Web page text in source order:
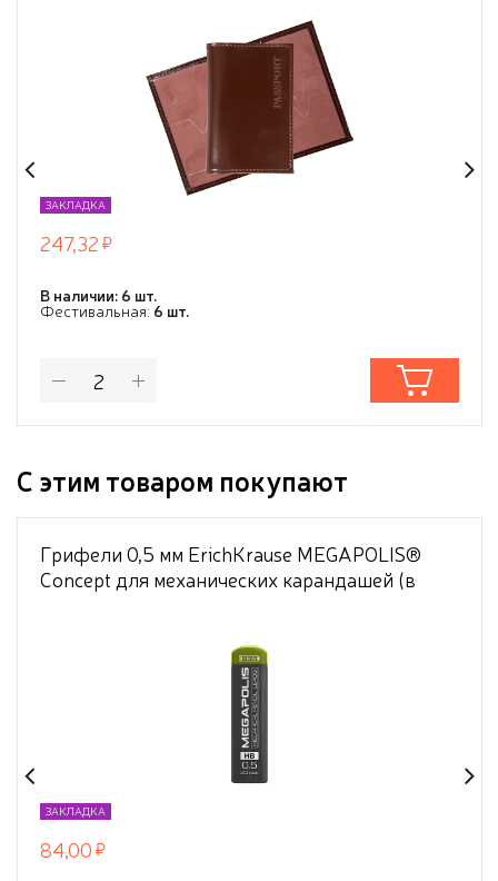
скругленные уголки, бордовая
ЗАКЛАДКА
247,32
В наличии: 6 шт.
Фестивальная: 6 шт.
С этим товаром покупают
Грифели 0,5 мм ErichKrause MEGAPOLIS®
Concept для механических карандашей (в
ЗАКЛАДКА
84,00